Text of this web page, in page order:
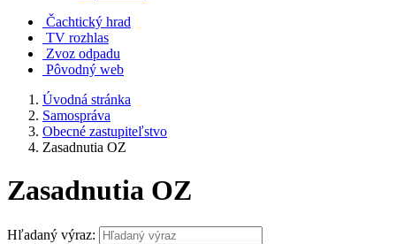
Čachtický hrad
TV rozhlas
Zvoz odpadu
Pôvodný web
Úvodná stránka
Samospráva
Obecné zastupiteľstvo
Zasadnutia OZ
Zasadnutia OZ
Hľadaný výraz: